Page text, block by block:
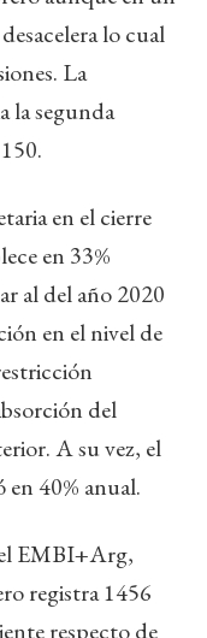
lo cual
La
la segunda
en el cierre
en 33%
al del año 2020
en el nivel de
del
A su vez, el
en 40% anual.
EMBI+Arg,
registra 1456
respecto de